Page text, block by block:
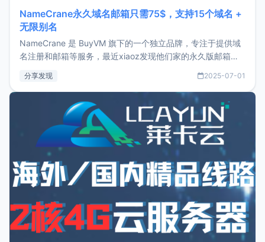
NameCrane永久域名邮箱只需75$，支持15个域名 +
无限别名
NameCrane 是 BuyVM 旗下的一个独立品牌，专注于提供域
名注册和邮箱等服务，最近xiaoz发现他们家的永久版邮箱服
又实惠的域名邮箱，不妨尝试一下 NameCrane。注册
NameCraneNameCrane不支持直接注册，必须要购买
分享发现 2025-07-01